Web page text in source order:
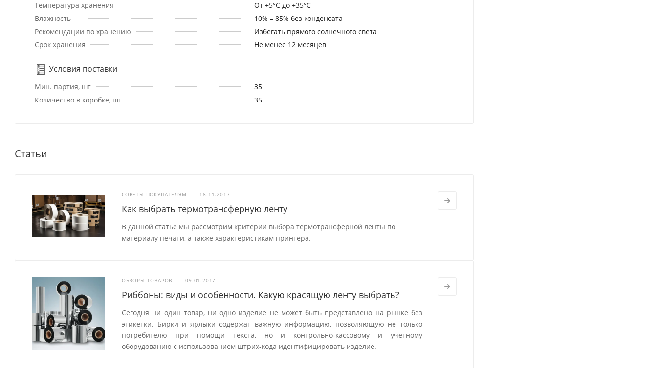
Температура хранения
От +5°С до +35°С
Влажность
10% – 85% без конденсата
Рекомендации по хранению
Избегать прямого солнечного света
Срок хранения
Не менее 12 месяцев
Условия поставки
Мин. партия, шт
35
Количество в коробке, шт.
35
Статьи
СОВЕТЫ ПОКУПАТЕЛЯМ — 18.11.2017
Как выбрать термотрансферную ленту
В данной статье мы рассмотрим критерии выбора термотрансферной ленты по
материалу печати, а также характеристикам принтера.
ОБЗОРЫ ТОВАРОВ — 09.01.2017
Риббоны: виды и особенности. Какую красящую ленту выбрать?
Сегодня ни один товар, ни одно изделие не может быть представлено на рынке без
этикетки. Бирки и ярлыки содержат важную информацию, позволяющую не только
потребителю при помощи текста, но и контрольно-кассовому и учетному
оборудованию с использованием штрих-кода идентифицировать изделие.